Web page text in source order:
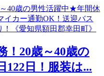
！20歳～40歳の
日！服装は...